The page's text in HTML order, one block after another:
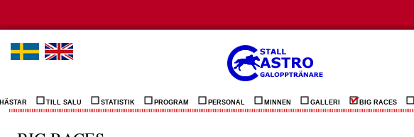
HÄSTAR TILL SALU STATISTIK PROGRAM PERSONAL MINNEN GALLERI BIG RACES